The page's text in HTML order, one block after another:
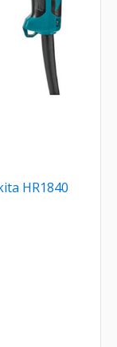
HR1840